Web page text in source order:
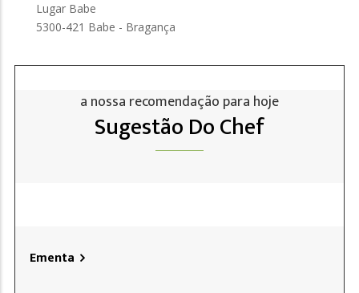
Lugar Babe
5300-421 Babe - Bragança
a nossa recomendação para hoje
Sugestão Do Chef
Ementa